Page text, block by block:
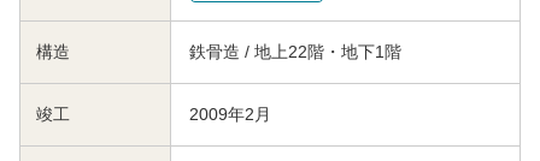
構造 鉄骨造 / 地上22階・地下1階
竣工 2009年2月